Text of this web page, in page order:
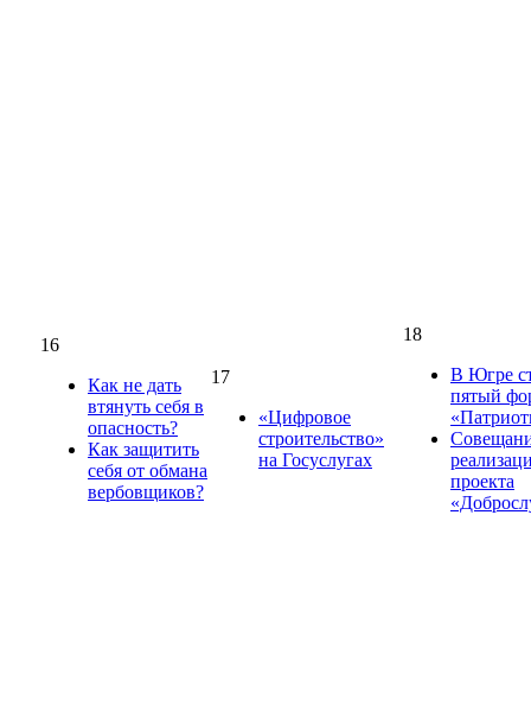
16
Как не дать
втянуть себя в
опасность?
Как защитить
себя от обмана
вербовщиков?
17
«Цифровое
строительство»
на Госуслугах
18
В Югре
пятый
проекта